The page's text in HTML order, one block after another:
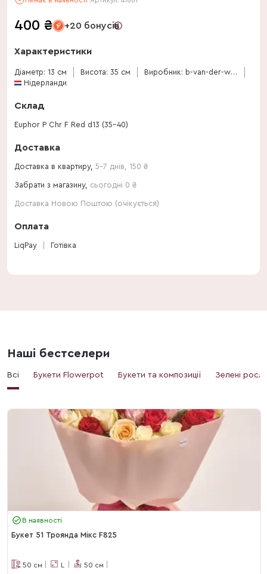
400 ₴ +20 бонусів
Характеристики
Діаметр: 13 см Висота: 35 см
Виробник: b-van-der-wilt-potpl-kw
Нідерланди
Склад
Euphor P Chr F Red d13 (35-40)
Доставка
Доставка в квартиру, 5-7 днів 150 ₴
Забрати з магазину, сьогодні 0 ₴
Доставка Новою Поштою (очікується)
Оплата
LiqPay Готівка
Наші бестселери
Всі Букети Flowerpot Букети та композиції Зелені
В наявності
Букет 51 Троянда Мікс F825
50 см L 50 см